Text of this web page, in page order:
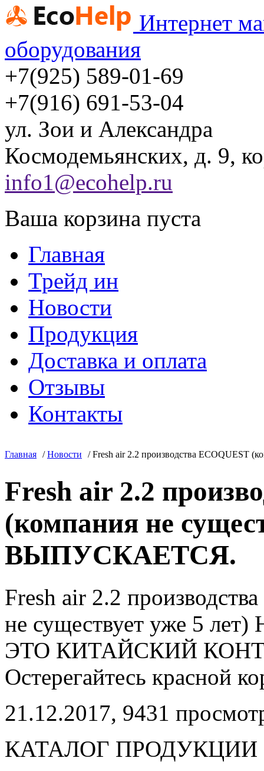
Интернет
оборудования
+7(925) 589-01-69
+7(916) 691-53-04
ул. Зои и Александра
Космодемьянских, д. 9,
info1@ecohelp.ru
Ваша корзина пуста
Главная
Трейд ин
Новости
Продукция
Доставка и оплата
Отзывы
Контакты
Главная /Новости /Fresh air 2.2 производства
Fresh air 2.2
(компания не
ВЫПУСКАЕТСЯ.
Fresh air 2.2
не существует уже 5
ЭТО КИТАЙСКИЙ
Остерегайтесь красной
21.12.2017, 9431
КАТАЛОГ ПРОДУКЦИИ